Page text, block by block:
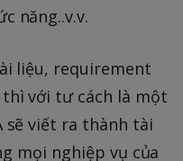
năng..v.v.
liệu, requirement
với tư cách là một
sẽ viết ra thành tài
mọi nghiệp vụ của